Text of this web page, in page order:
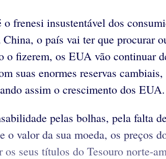
frenesi insustentável dos
o país vai ter que procurar
fizerem, os EUA vão continuar
suas enormes reservas
assim o crescimento dos EUA.
pelas bolhas, pela falta
valor da sua moeda, os preços
seus títulos do Tesouro norte-